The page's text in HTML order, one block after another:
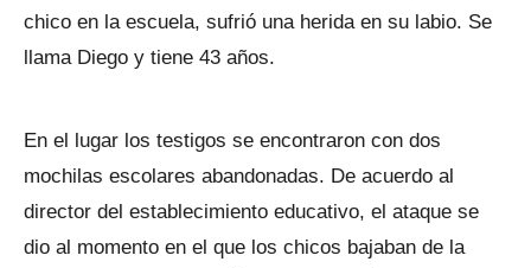
chico en la escuela, sufrió una herida en su labio. Se
llama Diego y tiene 43 años.
En el lugar los testigos se encontraron con dos
mochilas escolares abandonadas. De acuerdo al
director del establecimiento educativo, el ataque se
dio al momento en el que los chicos bajaban de la